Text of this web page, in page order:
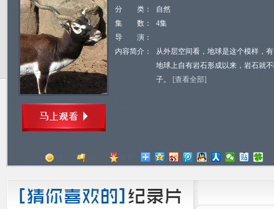
分 类：
自然
集 数：
4集
导 演：
内容简介：
从外层空间看，地球是这个模样，
地球上自有岩石形成以来，岩石就
子。
[查看全部]